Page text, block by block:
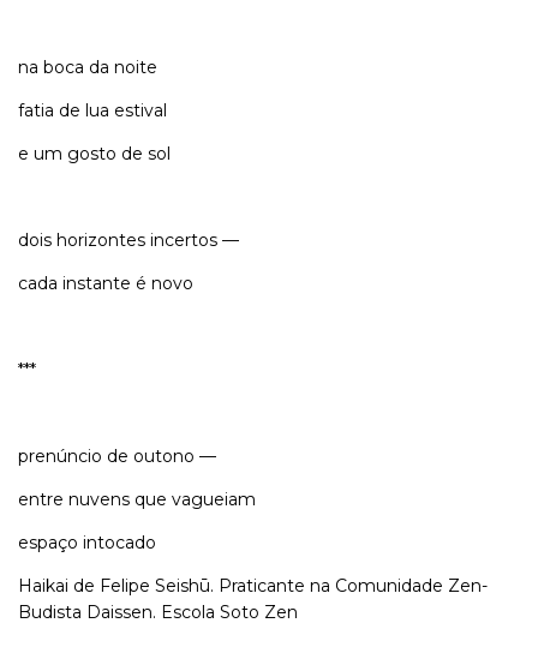
na boca da noite
fatia de lua estival
e um gosto de sol
dois horizontes incertos —
cada instante é novo
***
prenúncio de outono —
entre nuvens que vagueiam
espaço intocado
Haikai de Felipe Seishū. Praticante na Comunidade Zen-
Budista Daissen. Escola Soto Zen